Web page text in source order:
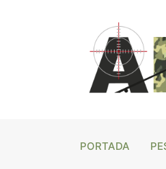
PORTADA